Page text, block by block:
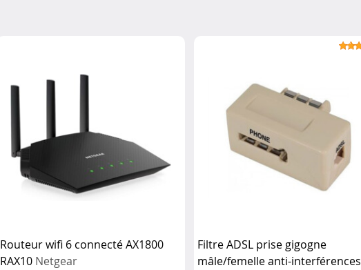
Routeur wifi 6 connecté AX1800
RAX10 Netgear
Filtre ADSL prise gigogne
mâle/femelle anti-interférences